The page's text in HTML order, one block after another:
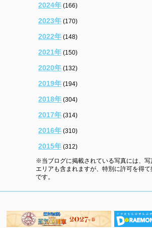
2024年 (166)
2023年 (170)
2022年 (148)
2021年 (150)
2020年 (132)
2019年 (194)
2018年 (304)
2017年 (314)
2016年 (310)
2015年 (312)
※当ブログに掲載されている写真には、写
エリアも含まれますが、特別に許可を得
です。